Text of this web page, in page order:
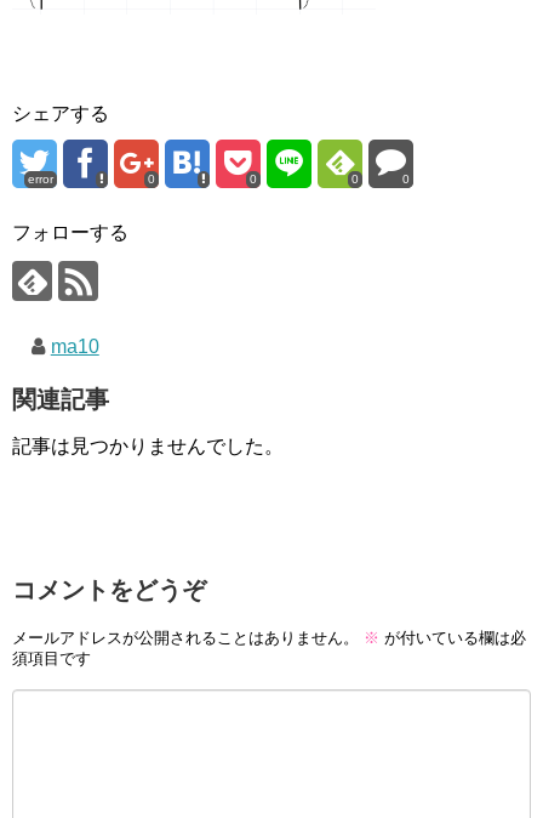
シェアする
error 0 0 0 0
フォローする
ma10
関連記事
記事は見つかりませんでした。
コメントをどうぞ
メールアドレスが公開されることはありません。 ※ が付いている欄は必
須項目です